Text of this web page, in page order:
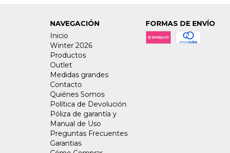
NAVEGACIÓN
Inicio
Winter 2026
Productos
Outlet
Medidas grandes
Contacto
Quiénes Somos
Política de Devolución
Póliza de garantía y
Manual de Uso
Preguntas Frecuentes
Garantias
FORMAS DE ENVÍO